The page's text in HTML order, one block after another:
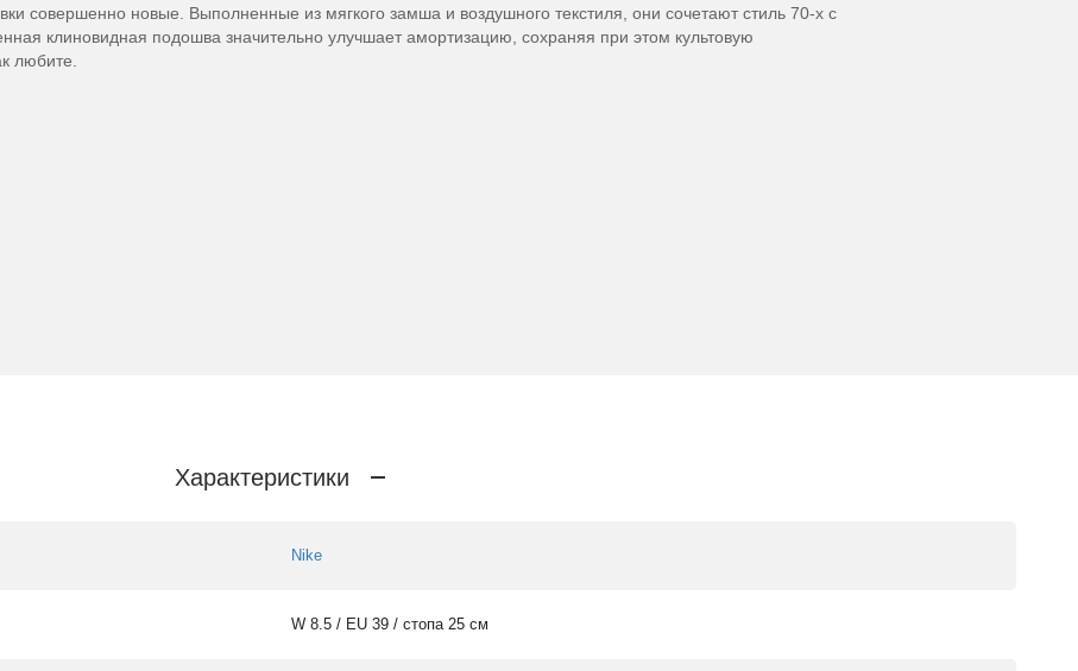
совершенно новые. Выполненные из мягкого замша и воздушного текстиля, они сочетают стиль 70-х с
клиновидная подошва значительно улучшает амортизацию, сохраняя при этом культовую
любите.
Характеристики
Nike
W 8.5 / EU 39 / стопа 25 см